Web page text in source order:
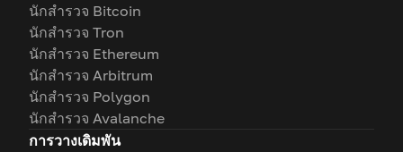
นักสำรวจ Bitcoin
นักสำรวจ Tron
นักสำรวจ Ethereum
นักสำรวจ Arbitrum
นักสำรวจ Polygon
นักสำรวจ Avalanche
การวางเดิมพัน